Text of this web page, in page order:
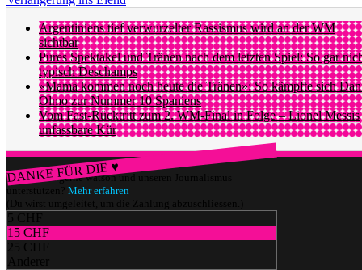
Argentiniens tief verwurzelter Rassismus wird an der WM
sichtbar
Pures Spektakel und Tränen nach dem letzten Spiel: So gar
typisch Deschamps
«Mama kommen noch heute die Tränen»: So kämpfte sich
Olmo zur Nummer 10 Spaniens
Vom Fast-Rücktritt zum 2. WM-Final in Folge – Lionel Messis
unfassbare Kür
DANKE FÜR DIE ♥
Würdest du gerne watson und unseren Journalismus
unterstützen? Mehr erfahren
(Du wirst umgeleitet, um die Zahlung abzuschliessen.)
5 CHF
15 CHF
25 CHF
Anderer